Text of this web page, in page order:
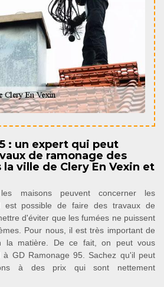
: un expert qui peut
de ramonage des
ville de Clery En Vexin et
maisons peuvent concerner les
est possible de faire des travaux de
d'éviter que les fumées ne puissent
Pour nous, il est très important de
la matière. De ce fait, on peut vous
GD Ramonage 95. Sachez qu'il peut
à des prix qui sont nettement